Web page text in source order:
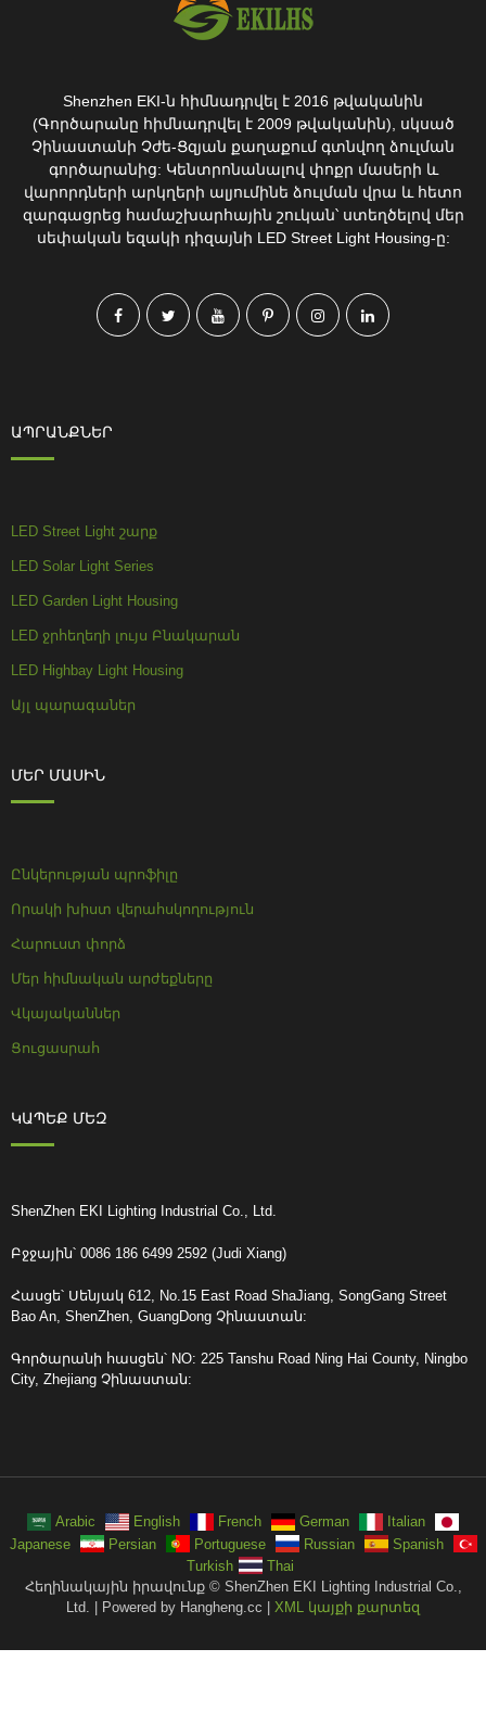
Shenzhen EKI-ն հիմնադրվել է 2016 թվականին
(Գործարանը հիմնադրվել է 2009 թվականին), սկսած
Չինաստանի Չժե-Ցզյան քաղաքում գտնվող ձուլման
գործարանից: Կենտրոնանալով փոքր մասերի և
վարորդների արկղերի ալյումինե ձուլման վրա և հետո
զարգացրեց համաշխարհային շուկան՝ ստեղծելով մեր
սեփական եզակի դիզայնի LED Street Light Housing-ը:
ԱՊՐԱՆՔՆԵՐ
LED Street Light շարք
LED Solar Light Series
LED Garden Light Housing
LED ջրհեղեղի լույս Բնակարան
LED Highbay Light Housing
Այլ պարագաներ
ՄԵՐ ՄԱՍԻՆ
Ընկերության պրոֆիլը
Որակի խիստ վերահսկողություն
Հարուստ փորձ
Մեր հիմնական արժեքները
Վկայականներ
Ցուցասրահ
ԿԱՊԵՔ ՄԵԶ
ShenZhen EKI Lighting Industrial Co., Ltd.
Բջջային՝ 0086 186 6499 2592 (Judi Xiang)
Հասցե՝ Սենյակ 612, No.15 East Road ShaJiang, SongGang Street
Bao An, ShenZhen, GuangDong Չինաստան:
Գործարանի հասցեն՝ NO: 225 Tanshu Road Ning Hai County, Ningbo
City, Zhejiang Չինաստան:
Arabic English French German
Italian
Japanese
Persian Portuguese Russian
Spanish
Turkish
Thai
Հեղինակային իրավունք © ShenZhen EKI Lighting Industrial Co.,
Ltd. | Powered by Hangheng.cc | XML կայքի քարտեզ